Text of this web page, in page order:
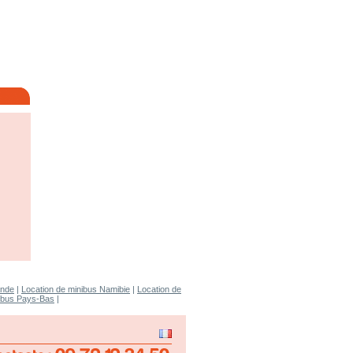
| Location de minibus Namibie | Location de
Pays-Bas |